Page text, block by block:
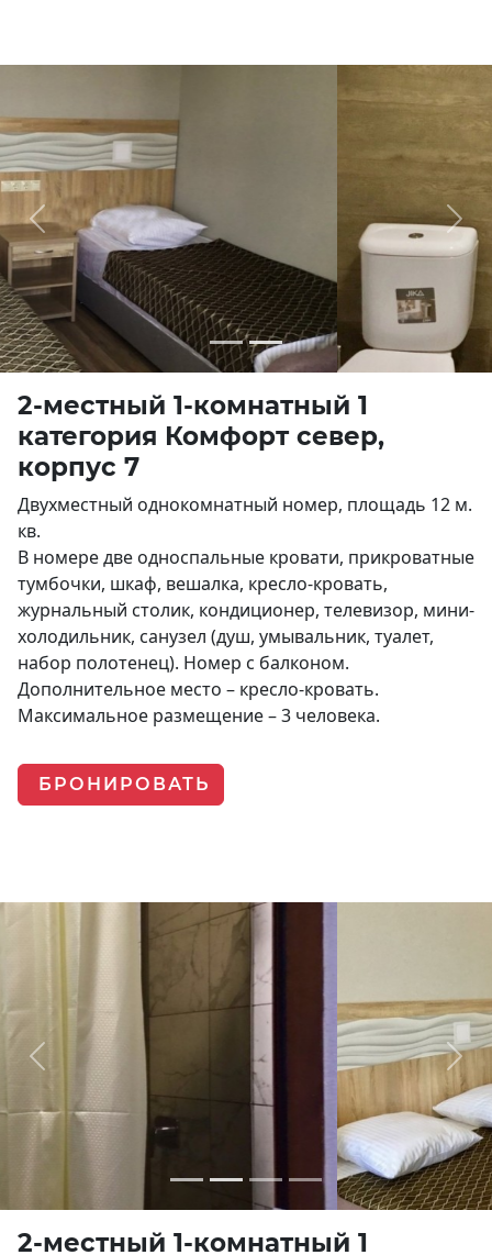
Previous Next
2-местный 1-комнатный 1
категория Комфорт север,
корпус 7
Двухместный однокомнатный номер, площадь 12 м.
кв.
В номере две односпальные кровати, прикроватные
тумбочки, шкаф, вешалка, кресло-кровать,
журнальный столик, кондиционер, телевизор, мини-
холодильник, санузел (душ, умывальник, туалет,
набор полотенец). Номер с балконом.
Дополнительное место – кресло-кровать.
Максимальное размещение – 3 человека.
БРОНИРОВАТЬ
Previous Next
2-местный 1-комнатный 1